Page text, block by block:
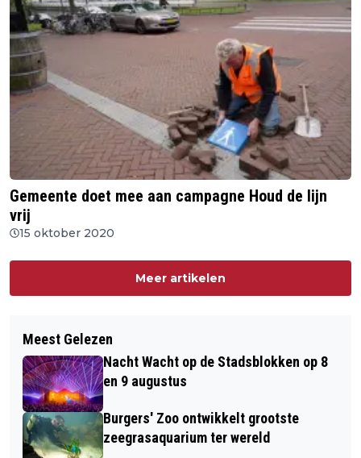
Gemeente doet mee aan campagne Houd de lijn
vrij
15 oktober 2020
Meer artikelen
Meest Gelezen
Nacht Wacht op de Stadsblokken op 8
en 9 augustus
Burgers' Zoo ontwikkelt grootste
zeegrasaquarium ter wereld